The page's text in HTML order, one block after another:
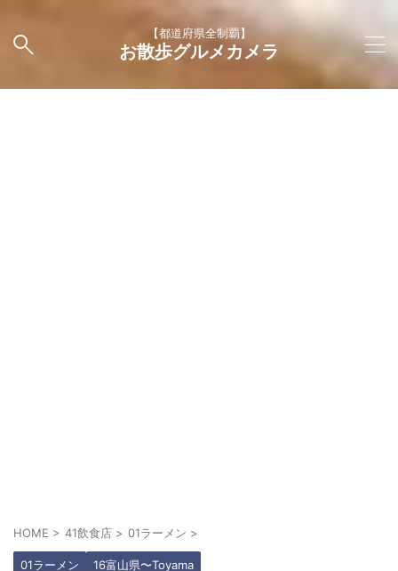
【都道府県全制覇】
お散歩グルメカメラ
HOME > 41飲食店 > 01ラーメン >
01ラーメン 16富山県〜Toyama